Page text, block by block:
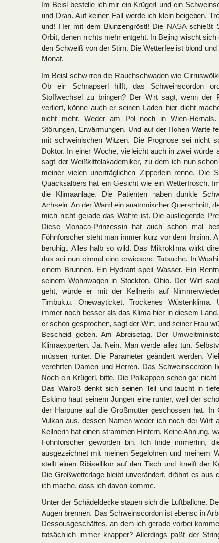
Im Beisl bestelle ich mir ein Krügerl und ein
und Dran. Auf keinen Fall werde ich klein beigeben.
und! Her mit dem Blunzengröstl! Die NASA schießt
Orbit, denen nichts mehr entgeht. In Bejing wischt
den Schweiß von der Stirn. Die Wetterfee ist blond
Monat.
Im Beisl schwirren die Rauchschwaden wie
Ob ein Schnapserl hilft, das Schweinscordon
Stoffwechsel zu bringen? Der Wirt sagt, wenn der
verliert, könne auch er seinen Laden hier dicht
nicht mehr. Weder am Pol noch in Wien-Hernals.
Störungen, Erwärmungen. Und auf der Hohen Warte
mit schweinischen Witzen. Die Prognose sei nicht
Doktor. In einer Woche, vielleicht auch in zwei würde
sagt der Weißkittelakademiker, zu dem ich nun
meiner vielen unerträglichen Zipperlein renne. Die
Quacksalbers hat ein Gesicht wie ein Wetterfrosch.
die Klimaanlage. Die Patienten haben dunkle
Achseln. An der Wand ein anatomischer Querschnitt,
mich nicht gerade das Wahre ist. Die ausliegende
Diese Monaco-Prinzessin hat auch schon mal
Föhnforscher steht man immer kurz vor dem Irrsinn.
beruhigt. Alles halb so wild. Das Mikroklima wirkt
das sei nun einmal eine erwiesene Tatsache. In
einem Brunnen. Ein Hydrant speit Wasser. Ein
seinem Wohnwagen in Stockton, Ohio. Der Wirt
geht, würde er mit der Kellnerin auf
Timbuktu. Onewayticket. Trockenes Wüstenklima.
immer noch besser als das Klima hier in diesem
er schon gesprochen, sagt der Wirt, und seiner Frau
Bescheid geben. Am Abreisetag. Der
Klimaexperten. Ja. Nein. Man werde alles tun.
müssen runter. Die Parameter geändert werden.
verehrten Damen und Herren. Das Schweinscordon
Noch ein Krügerl, bitte. Die Polkappen sehen gar
Das Walroß denkt sich seinen Teil und taucht in
Eskimo haut seinem Jungen eine runter, weil der
der Harpune auf die Großmutter geschossen hat. In
Vulkan aus, dessen Namen weder ich noch der Wirt
Kellnerin hat einen strammen Hintern. Keine Ahnung,
Föhnforscher geworden bin. Ich finde immerhin,
ausgezeichnet mit meinen Segelohren und meinem
stellt einen Ribisellikör auf den Tisch und kneift der
Die Großwetterlage bleibt unverändert, dröhnt es aus
ich mache, dass ich davon komme.
Unter der Schädeldecke stauen sich die Luftballone.
Augen brennen. Das Schweinscordon ist ebenso in
Dessousgeschäftes, an dem ich gerade vorbei
tatsächlich immer knapper? Allerdings paßt der